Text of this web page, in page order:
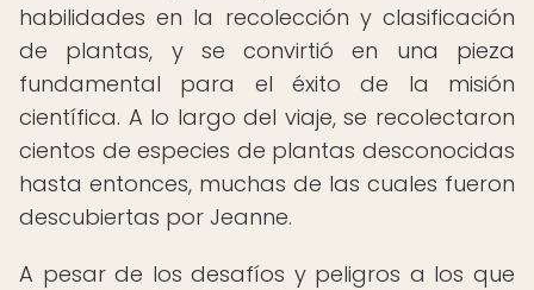
habilidades en la recolección y clasificación
de plantas, y se convirtió en una pieza
fundamental para el éxito de la misión
científica. A lo largo del viaje, se recolectaron
cientos de especies de plantas desconocidas
hasta entonces, muchas de las cuales fueron
descubiertas por Jeanne.
A pesar de los desafíos y peligros a los que